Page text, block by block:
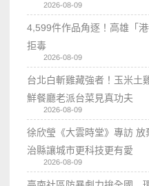
2026-08-09
4,599件作品角逐！高雄「
拒毒
2026-08-09
台北白斬雞藏強者！玉米
鮮餐廳老派台菜見真功夫
2026-08-09
徐欣瑩《大雲時堂》專訪
治縣讓城市更科技更有愛
2026-08-09